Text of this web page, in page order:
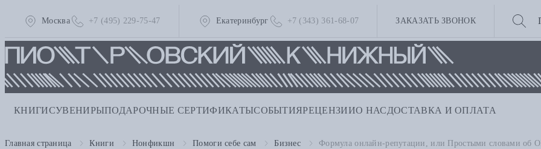
Москва +7 (495) 229-75-47 Екатеринбург +7 (343) 361-68-07 ЗАКАЗАТЬ ЗВОНОК
КНИГИСУВЕНИРЫПОДАРОЧНЫЕ СЕРТИФИКАТЫСОБЫТИЯРЕЦЕНЗИИО НАС ДОСТАВКА И ОПЛАТА
Главная страница Книги Нонфикшн Помоги себе сам Бизнес Формула онлайн-репутации, или Простыми словами об